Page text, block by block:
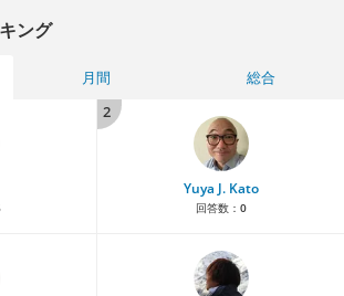
ング
月間
総合
2
Yuya J. Kato
回答数： 0